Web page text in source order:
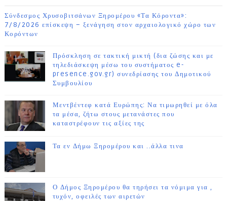
Σύνδεσμος Χρυσοβιτσάνων Ξηρομέρου «Τα Κόροντα»:
7/8/2026 επίσκεψη – ξενάγηση στον αρχαιολογικό χώρο των
Κορόντων
Πρόσκληση σε τακτική μικτή (δια ζώσης και με
τηλεδιάσκεψη μέσω του συστήματος e-
presence.gov.gr) συνεδρίασης του Δημοτικού
Συμβουλίου
Μεντβέντεφ κατά Ευρώπης: Να τιμωρηθεί με όλα
τα μέσα, ζήτω στους μετανάστες που
καταστρέφουν τις αξίες της
Τα εν Δήμω Ξηρομέρου και ..άλλα τινα
Ο Δήμος Ξηρομέρου θα τηρήσει τα νόμιμα για ,
τυχόν, οφειλές των αιρετών